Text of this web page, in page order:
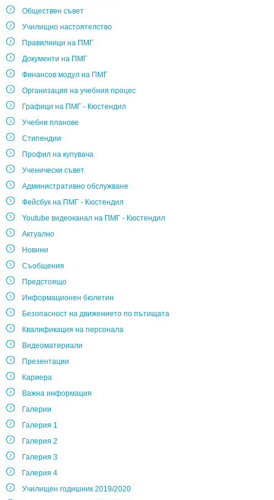
Обществен съвет
Училищно настоятелство
Правилници на ПМГ
Документи на ПМГ
Финансов модул на ПМГ
Организация на учебния процес
Графици на ПМГ - Кюстендил
Учебни планове
Стипендии
Профил на купувача
Ученически съвет
Административно обслужване
Фейсбук на ПМГ - Кюстендил
Youtube видеоканал на ПМГ - Кюстендил
Актуално
Новини
Съобщения
Предстоящо
Информационен бюлетин
Безопасност на движението по пътищата
Квалификация на персонала
Видеоматериали
Презентации
Кариера
Важна информация
Галерии
Галерия 1
Галерия 2
Галерия 3
Галерия 4
Училищен годишник 2019/2020